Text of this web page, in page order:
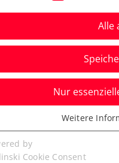
Alle
Nur
Cookies werden
benötigt. Dadurch
Weitere
by
Cookie Consent